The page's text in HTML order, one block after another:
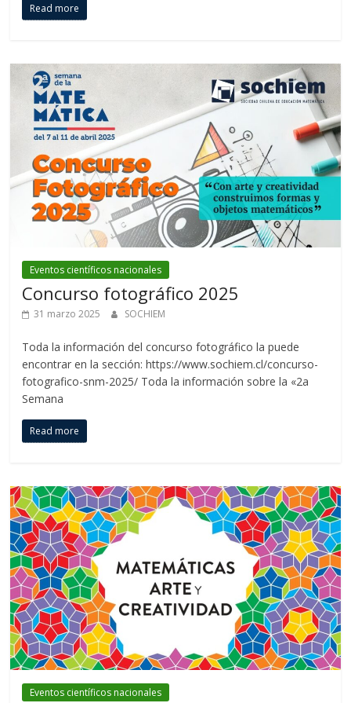
Read more
Eventos científicos nacionales
Concurso fotográfico 2025
31 marzo 2025 SOCHIEM
Toda la información del concurso fotográfico la puede
encontrar en la sección: https://www.sochiem.cl/concurso-
fotografico-snm-2025/ Toda la información sobre la «2a
Semana
Read more
Eventos científicos nacionales